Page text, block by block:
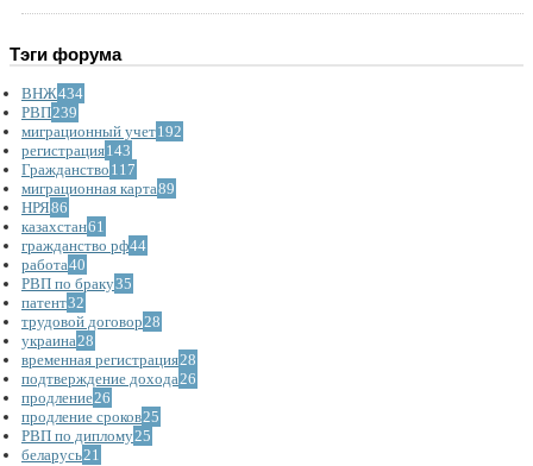
Тэги форума
ВНЖ434
РВП239
миграционный учет192
регистрация143
Гражданство 117
миграционная карта89
НРЯ86
казахстан61
гражданство рф44
работа40
РВП по браку35
патент32
трудовой договор28
украина28
временная регистрация28
подтверждение дохода26
продление26
продление сроков25
РВП по диплому25
беларусь21